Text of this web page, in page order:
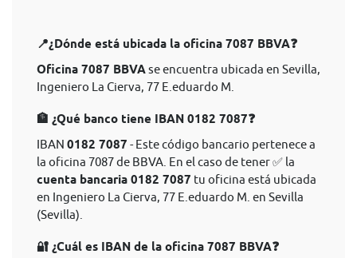
📍¿Dónde está ubicada la oficina 7087 BBVA❓
Oficina 7087 BBVAse encuentra ubicada en Sevilla,
Ingeniero La Cierva, 77 E.eduardo M.
🏦 ¿Qué banco tiene IBAN 0182 7087❓
IBAN 0182 7087 - Este código bancario pertenece a
la oficina 7087 de BBVA. En el caso de tener ✅ la
cuenta bancaria 0182 7087 tu oficina está ubicada
en Ingeniero La Cierva, 77 E.eduardo M. en Sevilla
(Sevilla).
🔐 ¿Cuál es IBAN de la oficina 7087 BBVA❓